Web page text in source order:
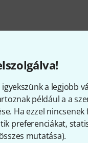
igyekszünk a legjobb
például a a
Ha ezzel
preferenciákat,
összes mutatása).